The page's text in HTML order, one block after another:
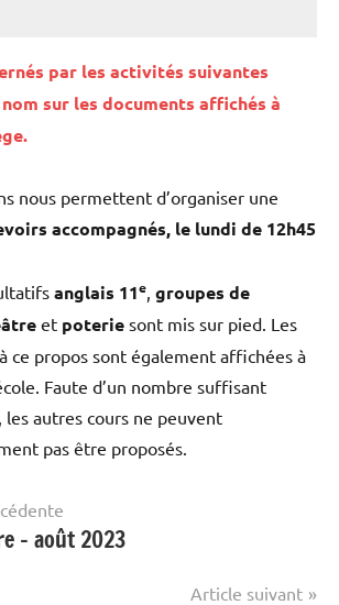
par les activités suivantes
sur les documents affichés à
nous permettent d’organiser une
accompagnés, le lundi de 12h45
anglais 11e groupes de
et poterie sont mis sur pied. Les
ce propos sont également affichées à
Faute d’un nombre suffisant
les autres cours ne peuvent
pas être proposés.
– août 2023
Article suivant